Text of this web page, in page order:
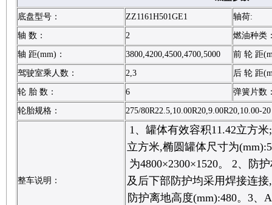
底盘型号： ZZ1161H501GE1 轴荷:
轴 数： 2 燃油种类
轴 距(mm)： 3800,4200,4500,4700,5000 前 轮 距
驾驶室乘人数： 2,3 后 轮 距
轮 胎 数： 6 弹簧片数
轮胎规格： 275/80R22.5,10.00R20,9.00R20,10.00-20
整车说明：
1、罐体有效容积11.42立方
立方米,椭圆罐体尺寸为
为4800×2300×1520。 2、防
及后下部防护均采用焊接连
防护离地高度(mm):480。3、